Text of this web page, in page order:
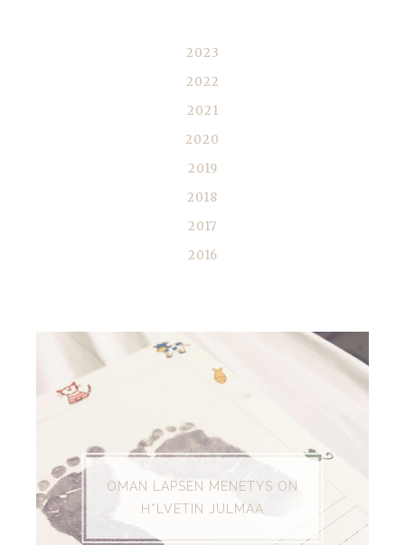
2023
2022
2021
2020
2019
2018
2017
2016
OMAN LAPSEN MENETYS ON
H*LVETIN JULMAA